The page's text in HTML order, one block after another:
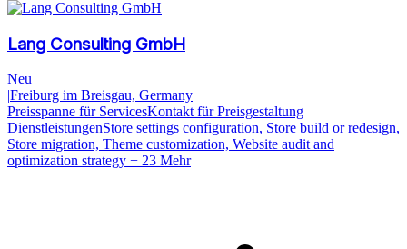
Lang Consulting GmbH
Neu
|Freiburg im Breisgau, Germany
Preisspanne für ServicesKontakt für Preisgestaltung
DienstleistungenStore settings configuration, Store build or redesign,
Store migration, Theme customization, Website audit and
optimization strategy + 23 Mehr